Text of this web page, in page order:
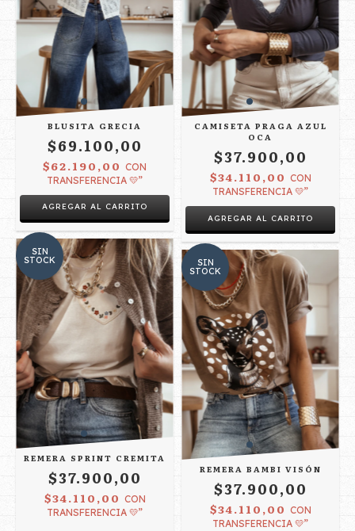
BLUSITA GRECIA
$69.100,00
$62.190,00 CON
TRANSFERENCIA 💛”
AGREGAR AL CARRITO
CAMISETA PRAGA AZUL
OCA
$37.900,00
$34.110,00 CON
TRANSFERENCIA 💛”
SIN
STOCK
REMERA SPRINT CREMITA
$37.900,00
$34.110,00 CON
TRANSFERENCIA 💛”
SIN
STOCK
REMERA BAMBI VISÓN
$37.900,00
$34.110,00 CON
TRANSFERENCIA 💛”